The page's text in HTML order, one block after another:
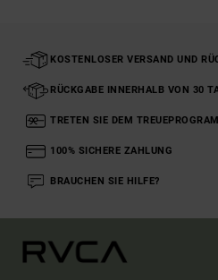
KOSTENLOSER VERSAND UND
RÜCKGABE INNERHALB VON 30
TRETEN SIE DEM
100% SICHERE ZAHLUNG
BRAUCHEN SIE HILFE?